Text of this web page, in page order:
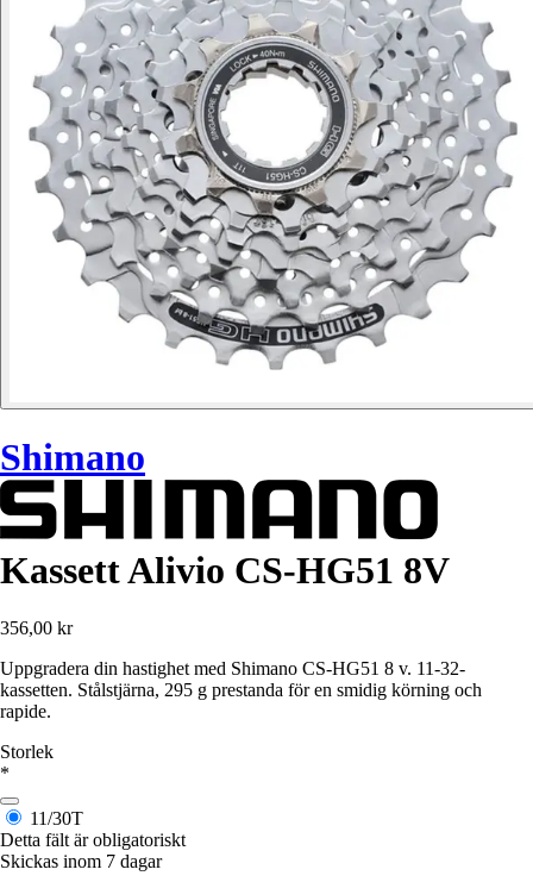
Shimano
Kassett Alivio CS-HG51 8V
356,00 kr
Uppgradera din hastighet med Shimano CS-HG51 8 v. 11-32-
kassetten. Stålstjärna, 295 g prestanda för en smidig körning och
rapide.
Storlek
*
11/30T
Detta fält är obligatoriskt
Skickas inom 7 dagar